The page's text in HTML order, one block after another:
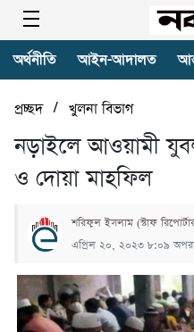
অর্থনীতি আইন-আদালত
প্রচ্ছদ/ খুলনা বিভাগ
নড়াইলে আওয়ামী
ও দোয়া মাহফিল
শরিফুল ইসলাম (স্টাফ
এপ্রিল ২০, ২০২৩ ৮:০৯